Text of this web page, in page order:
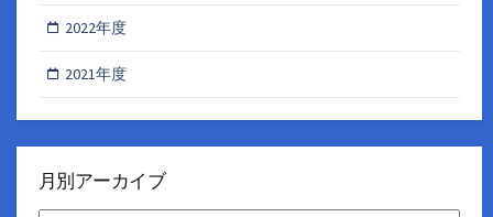
2022年度
2021年度
月別アーカイブ